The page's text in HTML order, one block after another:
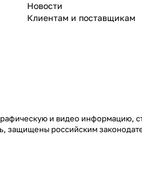
Новости
Клиентам и поставщикам
и видео
защищены российским